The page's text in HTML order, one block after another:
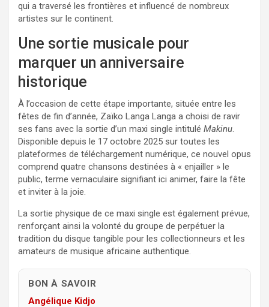
qui a traversé les frontières et influencé de nombreux
artistes sur le continent.
Une sortie musicale pour
marquer un anniversaire
historique
À l’occasion de cette étape importante, située entre les
fêtes de fin d’année, Zaïko Langa Langa a choisi de ravir
ses fans avec la sortie d’un maxi single intitulé Makinu.
Disponible depuis le 17 octobre 2025 sur toutes les
plateformes de téléchargement numérique, ce nouvel opus
comprend quatre chansons destinées à « enjailler » le
public, terme vernaculaire signifiant ici animer, faire la fête
et inviter à la joie.
La sortie physique de ce maxi single est également prévue,
renforçant ainsi la volonté du groupe de perpétuer la
tradition du disque tangible pour les collectionneurs et les
amateurs de musique africaine authentique.
BON À SAVOIR
Angélique Kidjo